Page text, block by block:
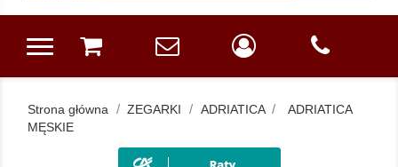
Strona główna ZEGARKI ADRIATICA
ADRIATICA
MĘSKIE